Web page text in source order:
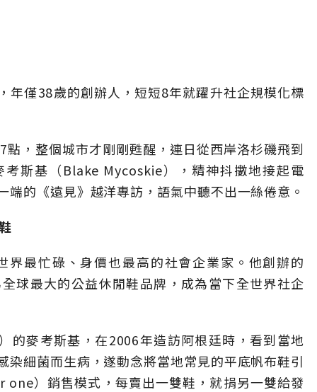
年僅38歲的創辦人，短短8年就躍升社企規模化標
，整個城市才剛剛甦醒，連日從西岸洛杉磯飛到
斯基（Blake Mycoskie），精神抖擻地接起電
的《遠見》越洋專訪，語氣中聽不出一絲倦意。
最忙碌、身價也最高的社會企業家。他創辦的
球最大的公益休閒鞋品牌，成為當下全世界社企
的麥考斯基，在2006年造訪阿根廷時，看到當地
染細菌而生病，遂動念將當地常見的平底帆布鞋引
）銷售模式，每賣出一雙鞋，就捐另一雙給發